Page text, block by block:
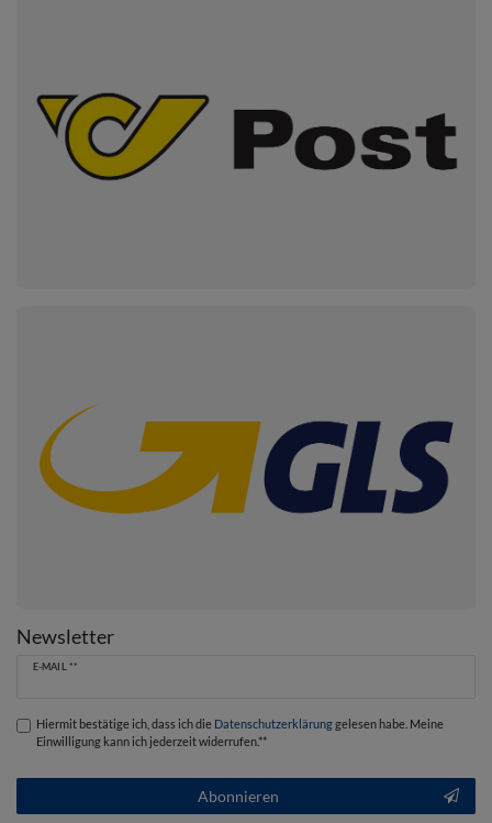
Newsletter
E-MAIL **
Newsletter
Hiermit bestätige ich, dass ich die Daten­schutz­erklärunggelesen habe. Meine
Einwilligung kann ich jederzeit widerrufen.**
Abonnieren